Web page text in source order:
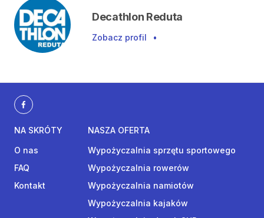
Decathlon Reduta
Zobacz profil •
NA SKRÓTY
O nas
FAQ
Kontakt
NASZA OFERTA
Wypożyczalnia sprzętu sportowego
Wypożyczalnia rowerów
Wypożyczalnia namiotów
Wypożyczalnia kajaków